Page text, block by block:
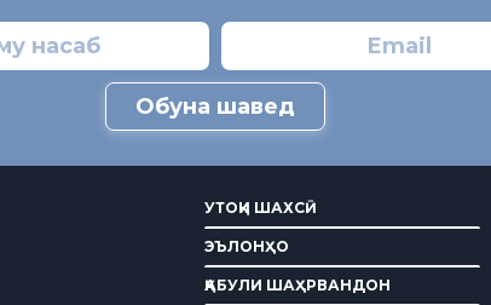
Обуна шавед
УТОҚИ ШАХСӢ
ЭЪЛОНҲО
ҚАБУЛИ ШАҲРВАНДОН